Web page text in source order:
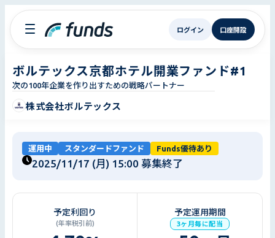
ログイン 口座開設
ボルテックス京都ホテル開業ファンド#1
次の100年企業を作り出すための戦略パートナー
株式会社ボルテックス
運用中 スタンダードファンド Funds優待あり
2025/11/17 (月) 15:00 募集終了
予定利回り
(年率税引前)
予定運用期間
3ヶ月毎に配当